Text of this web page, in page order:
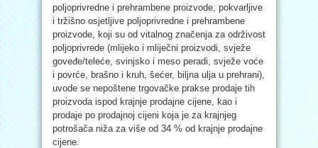
poljoprivredne i prehrambene proizvode, pokvarljive
i tržišno osjetljive poljoprivredne i prehrambene
proizvode, koji su od vitalnog značenja za održivost
poljoprivrede (mlijeko i mliječni proizvodi, svježe
goveđe/teleće, svinjsko i meso peradi, svježe voće
i povrće, brašno i kruh, šećer, biljna ulja u prehrani),
uvode se nepoštene trgovačke prakse prodaje tih
proizvoda ispod krajnje prodajne cijene, kao i
prodaje po prodajnoj cijeni koja je za krajnjeg
potrošača niža za više od 34 % od krajnje prodajne
cijene.